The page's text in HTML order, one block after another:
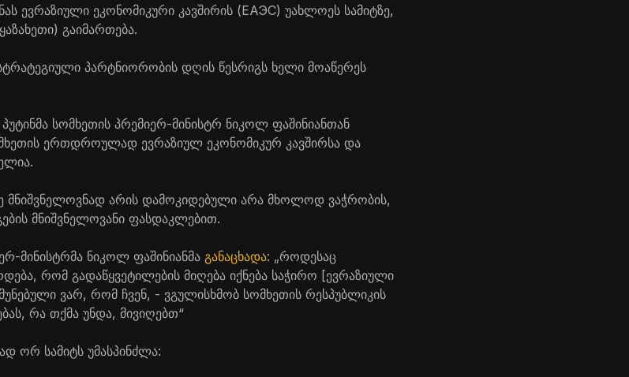
ევრაზიული ეკონომიკური კავშირის (ЕАЭС) უახლოეს სამიტზე,
გაიმართება.
პარტნიორობის დღის წესრიგს ხელი მოაწერეს
სომხეთის პრემიერ-მინისტრ ნიკოლ ფაშინიანთან
ერთდროულად ევრაზიულ ეკონომიკურ კავშირსა და
მნიშვნელოვნად არის დამოკიდებული არა მხოლოდ ვაჭრობის,
მნიშვნელოვანი ფასდაკლებით.
მინისტრმა ნიკოლ ფაშინიანმა განაცხადა: „როდესაც
რომ გადაწყვეტილების მიღება იქნება საჭირო [ევრაზიული
ვარ, რომ ჩვენ, - ვგულისხმობ სომხეთის რესპუბლიკის
რა თქმა უნდა, მივიღებთ“
ორ სამიტს უმასპინძლა: